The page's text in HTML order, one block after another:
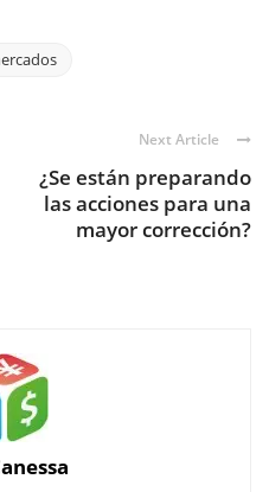
Next Article
¿Se están preparando
las acciones para una
mayor corrección?